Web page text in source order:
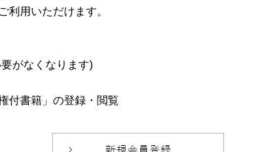
利用いただけます。
がなくなります)
付書籍」の登録・閲覧